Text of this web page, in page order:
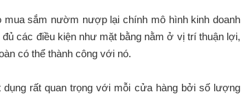
sắm nườm nượp lại chính mô hình kinh doanh
các điều kiện như mặt bằng nằm ở vị trí thuận lợi,
có thể thành công với nó.
rất quan trọng với mỗi cửa hàng bởi số lượng